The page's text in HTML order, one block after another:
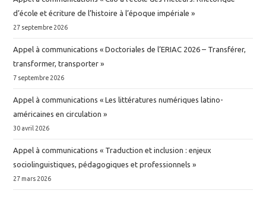
d’école et écriture de l’histoire à l’époque impériale »
27 septembre 2026
Appel à communications « Doctoriales de l’ERIAC 2026 – Transférer,
transformer, transporter »
7 septembre 2026
Appel à communications « Les littératures numériques latino-
américaines en circulation »
30 avril 2026
Appel à communications « Traduction et inclusion : enjeux
sociolinguistiques, pédagogiques et professionnels »
27 mars 2026